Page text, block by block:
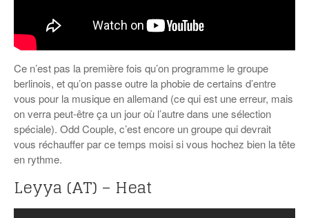
Ce n’est pas la première fois qu’on programme le groupe
berlinois, et qu’on passe outre la phobie de certains d’entre
vous pour la musique en allemand (ce qui est une erreur, mais
on verra peut-être ça un jour où l’autre dans une sélection
spéciale). Odd Couple, c’est encore un groupe qui devrait
vous réchauffer par ce temps moisi si vous hochez bien la tête
en rythme.
Leyya (AT) – Heat